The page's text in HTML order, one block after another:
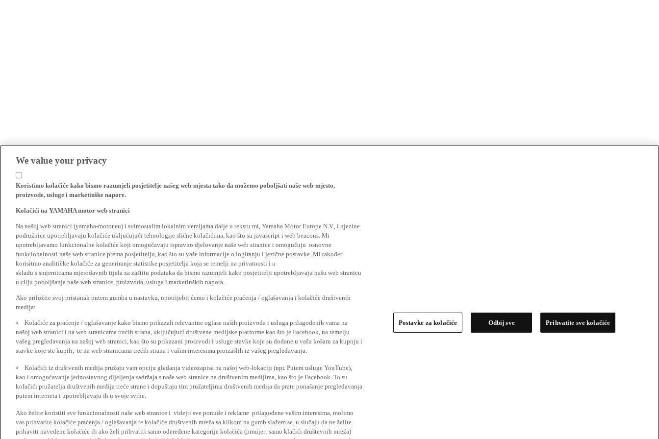
We value your privacy
Koristimo kolačiće kako bismo razumjeli posjetitelje našeg web-mjesta tako da možemo poboljšati naše web-mjesto,
proizvode, usluge i marketinške napore.
Kolačići na YAMAHA motor web stranici
Na našoj web stranici (yamaha-motor.eu) i svimostalim lokalnim verzijama dalje u tekstu mi, Yamaha Motor Europe N.V., i njezine
podružnice upotrebljavaju kolačiće uključujući tehnologije slične kolačićima, kao što su javascript i web beacons. Mi
upotrebljavamo funkcionalne kolačiće koji omogučavaju ispravno djelovanje naše web stranice i omogučuju osnovne
funkcionalnosti naše web stranice prema posjetitelju, kao što su vaše informacije o logiranju i jezične postavke. Mi također
korisitmo analitičke kolačiće za generiranje statistike posjetitelja koja se temelji na privatnosti i u
skladu s smjernicama mjerodavnih tijela za zaštitu podataka da bismo razumjeli kako posjetitelji upotrebljavaju našu web stranicu
u cilju poboljšanja naše web stranice, proizvoda, usluga i marketinških napora.
Ako priložite svoj pristanak putem gumba u nastavku, upotrijebit ćemo i kolačiće praćenja / oglašavanja i kolačiće društvenih
medija:
Kolačiće za praćenje / oglašavanje kako bismo prikazali relevantne oglase naših proizvoda i usluga prilagođenih vama na
našoj web stranici i na web stranicama trećih strana, uključujući društvene medijske platforme kao što je Facebook, na temelju
vašeg pregledavanja na našoj web stranici, kao što su prikazani proizvodi i usluge stavke koje su dodane u vašu košaru za kupnju i
stavke koje ste kupili, te na web stranicama trećih strana i vašim interesima proizašlih iz vašeg pregledavanja.
Kolačići iz društvenih medija pružaju vam opciju gledanja videozapisa na našoj web-lokaciji (npr. Putem usluge YouTube),
kao i omogućavanje jednostavnog dijeljenja sadržaja s naše web stranice na društvenim medijima, kao što je Facebook. To su
kolačići pružatelja društvenih medija treće strane i dopuštaju tim pružateljima društvenih medija da prate ponašanje pregledavanja
putem interneta i upotrebljavaju ih u svoje svrhe.
Ako želite koristiti sve funkcionalnosti naše web stranice i videjti sve ponude i reklame prilagođene vašim interesima, molimo
vas prihvatite kolačiće praćenja / oglašavanja te kolačiće društvenih mreža sa klikom na gumb slažem se. u slučaju da ne želite
prihaviti navedene kolačiće ili ako želi prihvatiti samo odeređene kategorije kolačića (prmijer: samo klačići društevnih mreža)
Postavke za kolačiće Odbij sve Prihvatite sve kolačiće